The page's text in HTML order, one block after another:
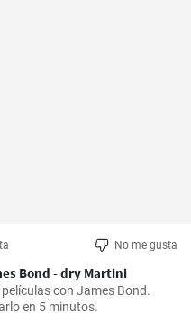
No me gusta
Bond - dry Martini
con James Bond.
en 5 minutos.